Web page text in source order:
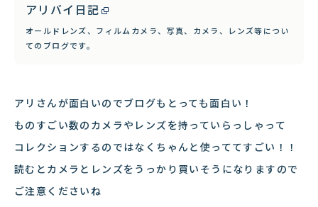
アリバイ日記
オールドレンズ、フィルムカメラ、写真、カメラ、レンズ等につい
てのブログです。
アリさんが面白いのでブログもとっても面白い！
ものすごい数のカメラやレンズを持っていらっしゃって
コレクションするのではなくちゃんと使っててすごい！！
読むとカメラとレンズをうっかり買いそうになりますので
ご注意くださいね